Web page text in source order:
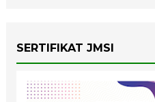
SERTIFIKAT JMSI